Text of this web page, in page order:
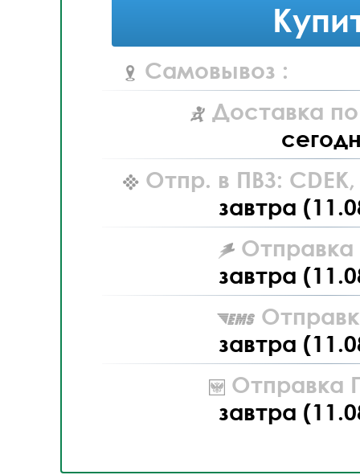
Самовывоз :
Доставка
Отпр. в ПВЗ: CDEK,
завтра
Отправка
завтра
завтра
Отправка
завтра